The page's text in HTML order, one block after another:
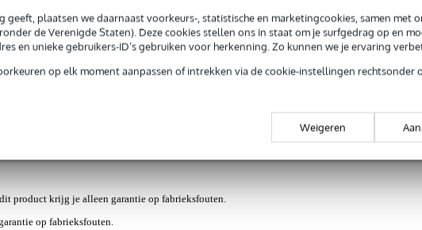
geeft, plaatsen we daarnaast voorkeurs-, statistische en marketingcookies, samen met
de Verenigde Staten). Deze cookies stellen ons in staat om je surfgedrag op en
en unieke gebruikers-ID’s gebruiken voor herkenning. Zo kunnen we je ervaring
op elk moment aanpassen of intrekken via de cookie-instellingen rechtsonder
Weigeren
product krijg je alleen garantie op fabrieksfouten.
op fabrieksfouten.